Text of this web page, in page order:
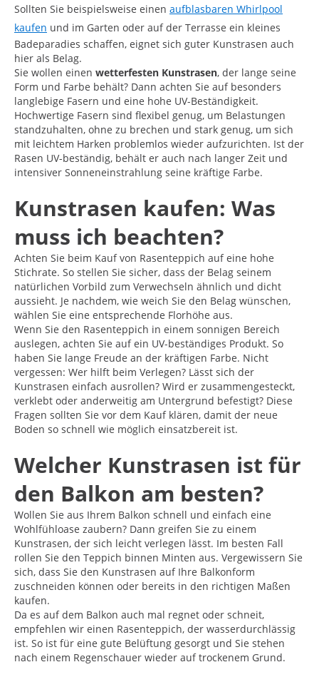
Sollten Sie beispielsweise einen aufblasbaren Whirlpool
kaufen und im Garten oder auf der Terrasse ein kleines
Badeparadies schaffen, eignet sich guter Kunstrasen auch
hier als Belag.
Sie wollen einen wetterfesten Kunstrasen, der lange seine
Form und Farbe behält? Dann achten Sie auf besonders
langlebige Fasern und eine hohe UV-Beständigkeit.
Hochwertige Fasern sind flexibel genug, um Belastungen
standzuhalten, ohne zu brechen und stark genug, um sich
mit leichtem Harken problemlos wieder aufzurichten. Ist der
Rasen UV-beständig, behält er auch nach langer Zeit und
intensiver Sonneneinstrahlung seine kräftige Farbe.
Kunstrasen kaufen: Was
muss ich beachten?
Achten Sie beim Kauf von Rasenteppich auf eine hohe
Stichrate. So stellen Sie sicher, dass der Belag seinem
natürlichen Vorbild zum Verwechseln ähnlich und dicht
aussieht. Je nachdem, wie weich Sie den Belag wünschen,
wählen Sie eine entsprechende Florhöhe aus.
Wenn Sie den Rasenteppich in einem sonnigen Bereich
auslegen, achten Sie auf ein UV-beständiges Produkt. So
haben Sie lange Freude an der kräftigen Farbe. Nicht
vergessen: Wer hilft beim Verlegen? Lässt sich der
Kunstrasen einfach ausrollen? Wird er zusammengesteckt,
verklebt oder anderweitig am Untergrund befestigt? Diese
Fragen sollten Sie vor dem Kauf klären, damit der neue
Boden so schnell wie möglich einsatzbereit ist.
Welcher Kunstrasen ist für
den Balkon am besten?
Wollen Sie aus Ihrem Balkon schnell und einfach eine
Wohlfühloase zaubern? Dann greifen Sie zu einem
Kunstrasen, der sich leicht verlegen lässt. Im besten Fall
rollen Sie den Teppich binnen Minten aus. Vergewissern Sie
sich, dass Sie den Kunstrasen auf Ihre Balkonform
zuschneiden können oder bereits in den richtigen Maßen
kaufen.
Da es auf dem Balkon auch mal regnet oder schneit,
empfehlen wir einen Rasenteppich, der wasserdurchlässig
ist. So ist für eine gute Belüftung gesorgt und Sie stehen
nach einem Regenschauer wieder auf trockenem Grund.